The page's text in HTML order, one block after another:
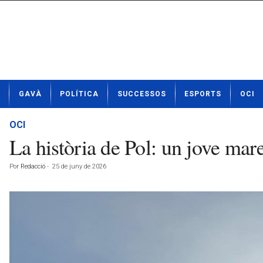
t
GAVÀ POLÍTICA SUCCESSOS ESPORTS OCI
OCI
La història de Pol: un jove
Por Redacció - 25 de juny de 2026